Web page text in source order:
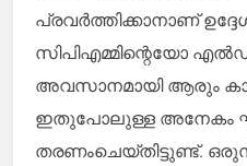
പ്രവർത്തിക്കാനാണ്
സിപിഎമ്മിന്റെയോ
അവസാനമായി ആരും
ഇതുപോലുള്ള അനേകം
തരണംചെയ്തിട്ടുണ്ട്.